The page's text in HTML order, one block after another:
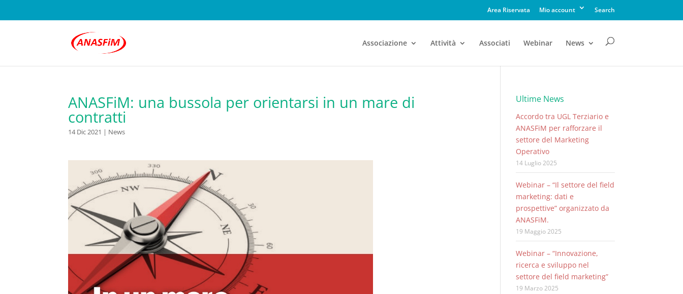
Area Riservata Mio account Search
Associazione Attività Associati Webinar News
ANASFiM: una bussola per orientarsi in un mare di
contratti
14 Dic 2021 | News
Ultime News
Accordo tra UGL Terziario e
ANASFiM per rafforzare il
settore del Marketing
Operativo
14 Luglio 2025
Webinar – “Il settore del field
marketing: dati e
prospettive” organizzato da
ANASFiM.
19 Maggio 2025
Webinar – “Innovazione,
ricerca e sviluppo nel
settore del field marketing”
19 Marzo 2025